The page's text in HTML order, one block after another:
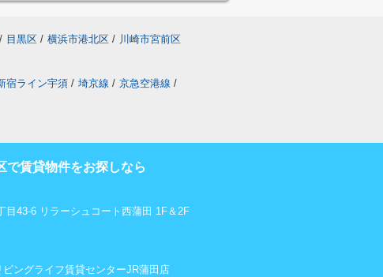
/ 目黒区 / 横浜市港北区 / 川崎市宮前区
宿ライン宇須 / 埼京線 / 京急空港線 /
で賃貸物件をお探しなら
目43-6 リラーシュコート西蒲田 1F＆2F
ングライフ賃貸センターJR蒲田店